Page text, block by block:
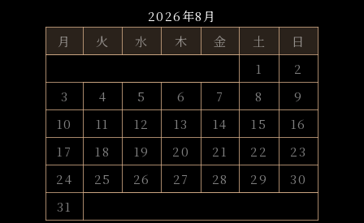
2026年8月
月
火 水 木 金 土
日
1
2
3
4 5 6 7 8
9
10
11 12 13 14 15
16
17
18 19 20 21 22
23
24
25 26 27 28 29
30
31